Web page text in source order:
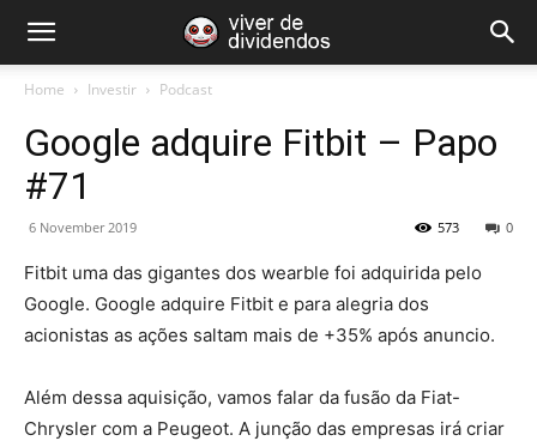
Home Investir Podcast
Google adquire Fitbit – Papo
#71
6 November 2019 0
573
Fitbit uma das gigantes dos wearble foi adquirida pelo
Google. Google adquire Fitbit e para alegria dos
acionistas as ações saltam mais de +35% após anuncio.
Além dessa aquisição, vamos falar da fusão da Fiat-
Chrysler com a Peugeot. A junção das empresas irá criar